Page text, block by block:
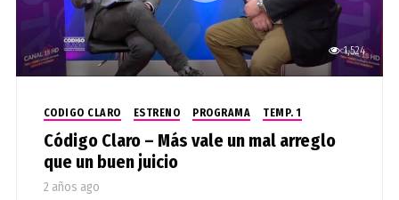
1,524
CODIGO CLARO ESTRENO PROGRAMA TEMP. 1
Código Claro – Más vale un mal arreglo
que un buen juicio
2 años ago